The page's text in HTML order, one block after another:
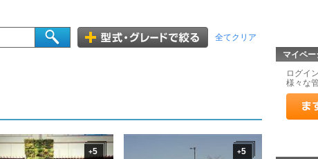
全てクリア
+5 +5
マイペー
ログイ
様々な